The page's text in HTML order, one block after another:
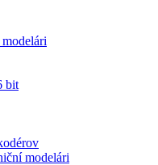
bit
modelári